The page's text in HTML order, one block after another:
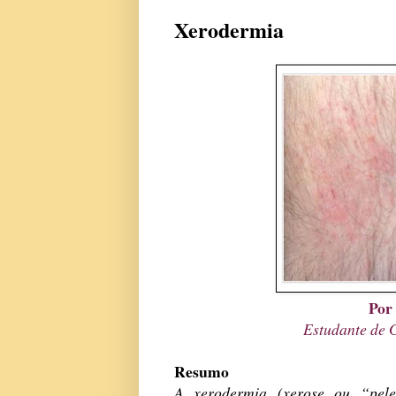
Xerodermia
Estudante de
Resumo